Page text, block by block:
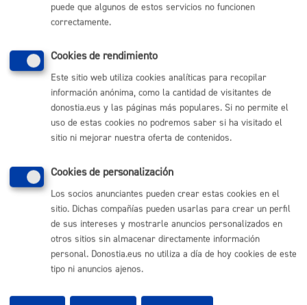
(gratuito desde Donostia / San Sebastián)
Buzón de la ciudadanía
Informar de un error en la web
Enlaces útiles
Ofertas de empleo
Perfil del contratante
Mapas - GeoDonostia
Sala de prensa
Mapa web
Otras páginas web corporativas
Donostia Kirola
Donostia Turismo
puede que algunos de estos servicios no funcionen
correctamente.
Cookies de rendimiento
Este sitio web utiliza cookies analíticas para recopilar
información anónima, como la cantidad de visitantes de
donostia.eus y las páginas más populares. Si no permite el
uso de estas cookies no podremos saber si ha visitado el
sitio ni mejorar nuestra oferta de contenidos.
Cookies de personalización
Los socios anunciantes pueden crear estas cookies en el
sitio. Dichas compañías pueden usarlas para crear un perfil
de sus intereses y mostrarle anuncios personalizados en
otros sitios sin almacenar directamente información
personal. Donostia.eus no utiliza a día de hoy cookies de este
tipo ni anuncios ajenos.